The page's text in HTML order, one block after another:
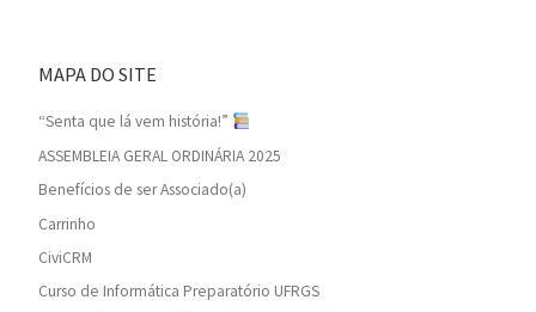
MAPA DO SITE
“Senta que lá vem história!”
ASSEMBLEIA GERAL ORDINÁRIA 2025
Benefícios de ser Associado(a)
Carrinho
CiviCRM
Curso de Informática Preparatório UFRGS